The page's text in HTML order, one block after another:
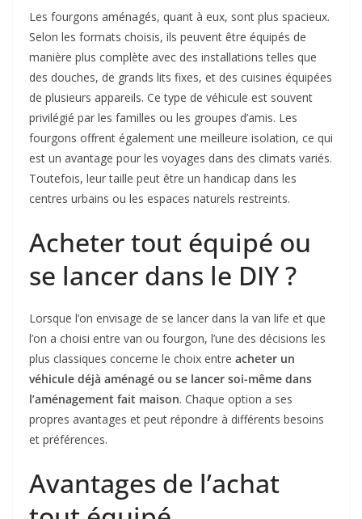
Les fourgons aménagés, quant à eux, sont plus spacieux.
Selon les formats choisis, ils peuvent être équipés de
manière plus complète avec des installations telles que
des douches, de grands lits fixes, et des cuisines équipées
de plusieurs appareils. Ce type de véhicule est souvent
privilégié par les familles ou les groupes d’amis. Les
fourgons offrent également une meilleure isolation, ce qui
est un avantage pour les voyages dans des climats variés.
Toutefois, leur taille peut être un handicap dans les
centres urbains ou les espaces naturels restreints.
Acheter tout équipé ou
se lancer dans le DIY ?
Lorsque l’on envisage de se lancer dans la van life et que
l’on a choisi entre van ou fourgon, l’une des décisions les
plus classiques concerne le choix entre acheter un
véhicule déjà aménagé ou se lancer soi-même dans
l’aménagement fait maison. Chaque option a ses
propres avantages et peut répondre à différents besoins
et préférences.
Avantages de l’achat